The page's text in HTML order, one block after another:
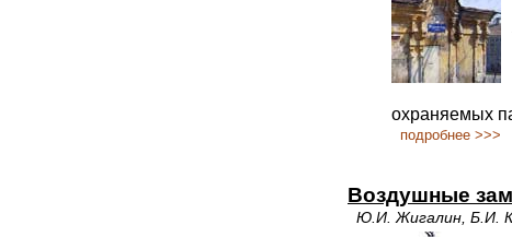
охраняемых
подробнее >>>
Воздушные
Ю.И. Жигалин, Б.И.